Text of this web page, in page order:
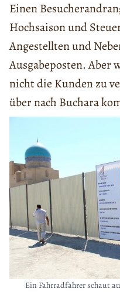
Einen
Hochsaison und
Angestellten und
Ausgabeposten. Aber
nicht die Kunden zu
über nach Buchara
Ein Fahrradfahrer schaut